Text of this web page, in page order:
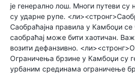
је генерално лош. Многи путеви су
су ударне рупе.
Саобраћајна правила у Камбоџи
саобраћај може бити хаотичан.
возити дефанзивно.
Ограничења брзине у Камбоџи су
урбаним срединама ограничење